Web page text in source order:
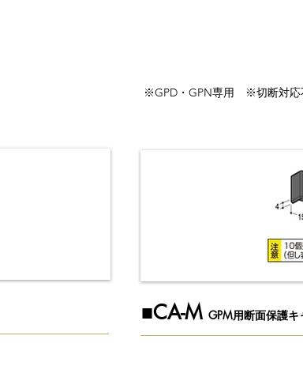
※GPD・GPN専用 ※切断対応
​■CA-M GPM用断面保護キ